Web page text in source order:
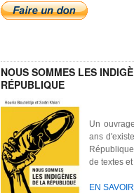
NOUS SOMMES LES
RÉPUBLIQUE
Un
ans
de textes
EN